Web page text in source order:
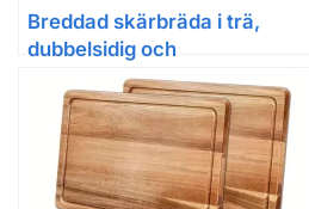
Breddad skärbräda i trä,
dubbelsidig och
antimögelbehandlad